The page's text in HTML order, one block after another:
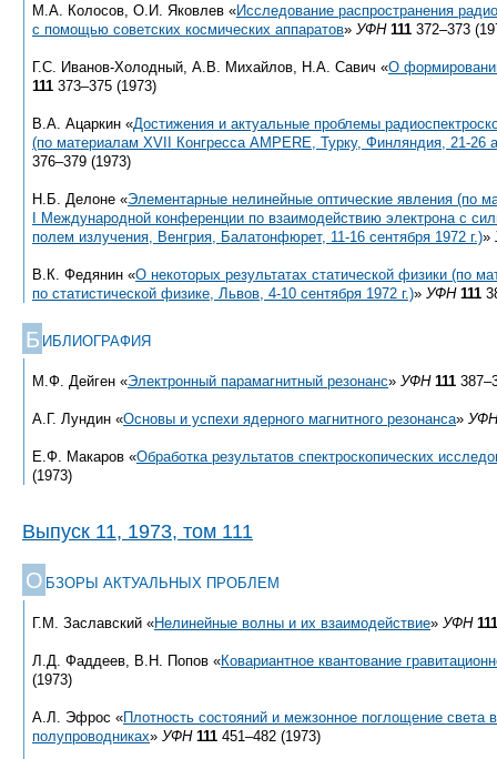
М.А. Колосов, О.И. Яковлев «Исследование распространения
с помощью советских космических аппаратов» УФН 111 372–373
Г.С. Иванов-Холодный, А.В. Михайлов, Н.А. Савич «О
111 373–375 (1973)
В.А. Ацаркин «Достижения и актуальные проблемы
(по материалам XVII Конгресса AMPERE, Турку, Финляндия, 21-26
376–379 (1973)
Н.Б. Делоне «Элементарные нелинейные оптические явления (по
I Международной конференции по взаимодействию электрона с
полем излучения, Венгрия, Балатонфюрет, 11-16 сентября 1972 г.)»
В.К. Федянин «О некоторых результатах статической физики (по
по статистической физике, Львов, 4-10 сентября 1972 г.)» УФН 111
Б ИБЛИОГРАФИЯ
М.Ф. Дейген «Электронный парамагнитный резонанс» УФН 111
А.Г. Лундин «Основы и успехи ядерного магнитного резонанса» УФН
Е.Ф. Макаров «Обработка результатов спектроскопических
(1973)
Выпуск 11, 1973, том 111
О БЗОРЫ АКТУАЛЬНЫХ ПРОБЛЕМ
Г.М. Заславский «Нелинейные волны и их взаимодействие» УФН 111
Л.Д. Фаддеев, В.Н. Попов «Ковариантное квантование
(1973)
А.Л. Эфрос «Плотность состояний и межзонное поглощение света
полупроводниках» УФН 111 451–482 (1973)